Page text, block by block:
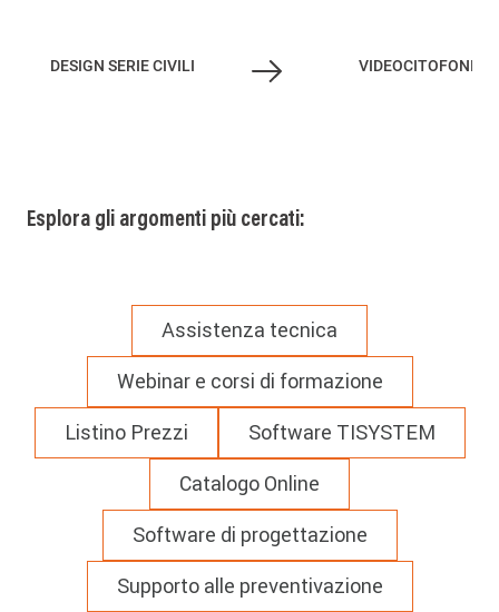
DESIGN SERIE CIVILI VIDEOCITOFONIA
Esplora gli argomenti più cercati:
Assistenza tecnica
Webinar e corsi di formazione
Listino Prezzi
Software TISYSTEM
Catalogo Online
Software di progettazione
Supporto alle preventivazione